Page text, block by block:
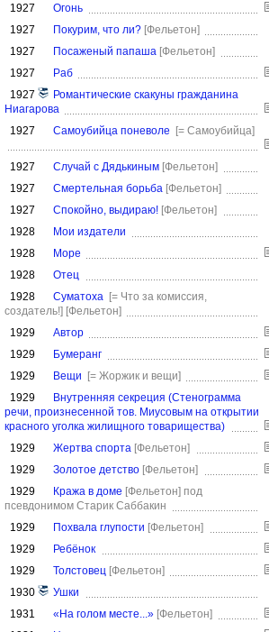
1927
Огонь
1927
Покурим, что ли? [Фельетон]
1927
Посаженый папаша [Фельетон]
1927
Раб
1927
Романтические скакуны гражданина
Ниагарова
1927
Самоубийца поневоле
[= Самоубийца]
1927
Случай с Дядькиным [Фельетон]
1927
Смертельная борьба [Фельетон]
1927
Спокойно, выдираю! [Фельетон]
1928
Мои издатели
1928
Море
1928
Отец
1928
Суматоха [= Что за комиссия,
создатель!] [Фельетон]
1929
Автор
1929
Бумеранг
1929
Вещи [= Жоржик и вещи]
1929
Внутренняя секреция (Стенограмма
речи, произнесенной тов. Миусовым на открытии
красного уголка жилищного товарищества)
1929
Жертва спорта [Фельетон]
1929
Золотое детство [Фельетон]
1929
Кража в доме [Фельетон] под
псевдонимом Старик Саббакин
1929
Похвала глупости [Фельетон]
1929
Ребёнок
1929
Толстовец [Фельетон]
1930
Ушки
1931
«На голом месте...» [Фельетон]